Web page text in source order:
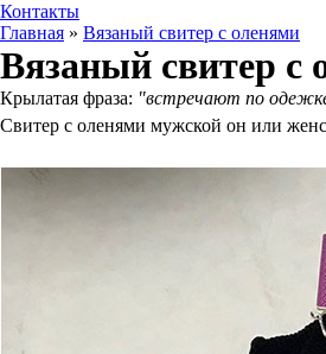
Контакты
Главная » Вязаный свитер с оленями
Вязаный свитер с
Крылатая фраза: "встречают по
Свитер с оленями мужской он или